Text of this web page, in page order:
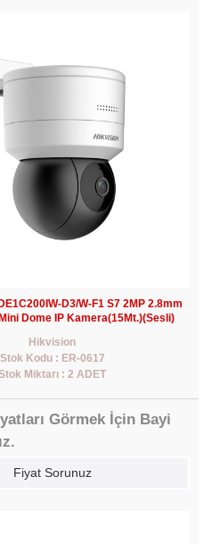
D3/W-F1 S7 2MP 2.8mm
Dome IP Kamera(15Mt.)(Sesli)
Hikvision
Stok Kodu : ER-0617
Miktarı : 2 ADET
Görmek İçin Bayi
Fiyat Sorunuz